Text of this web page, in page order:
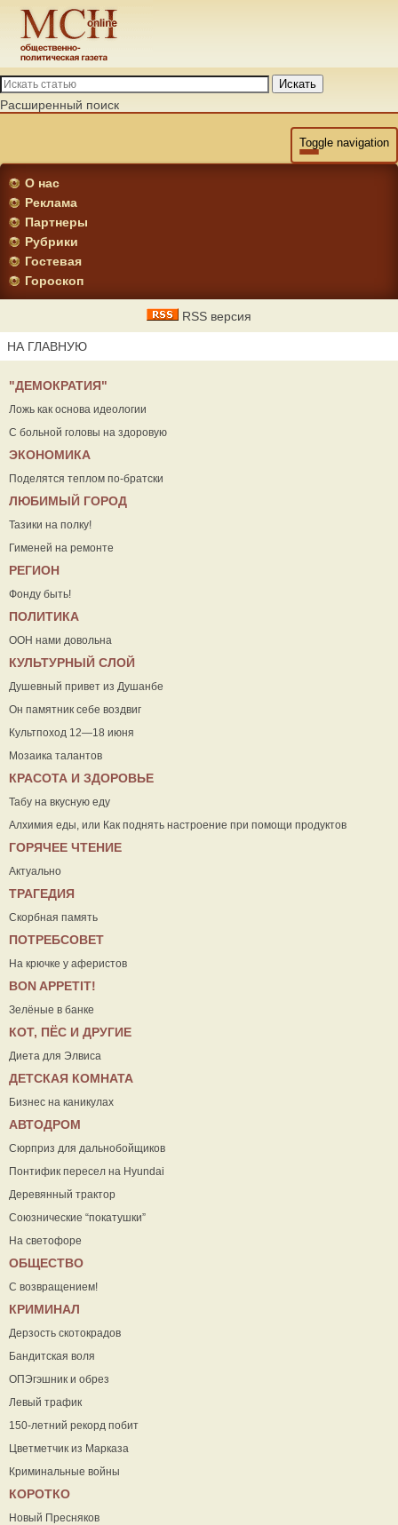
Искать
Расширенный поиск
Toggle navigation
О нас
Реклама
Партнеры
Рубрики
Гостевая
Гороскоп
RSS версия
НА ГЛАВНУЮ
"ДЕМОКРАТИЯ"
Ложь как основа идеологии
С больной головы на здоровую
ЭКОНОМИКА
Поделятся теплом по-братски
ЛЮБИМЫЙ ГОРОД
Тазики на полку!
Гименей на ремонте
РЕГИОН
Фонду быть!
ПОЛИТИКА
ООН нами довольна
КУЛЬТУРНЫЙ СЛОЙ
Душевный привет из Душанбе
Он памятник себе воздвиг
Культпоход 12—18 июня
Мозаика талантов
КРАСОТА И ЗДОРОВЬЕ
Табу на вкусную еду
Алхимия еды, или Как поднять настроение при помощи продуктов
ГОРЯЧЕЕ ЧТЕНИЕ
Актуально
ТРАГЕДИЯ
Скорбная память
ПОТРЕБСОВЕТ
На крючке у аферистов
ВON APPETIT!
Зелёные в банке
КОТ, ПЁС И ДРУГИЕ
Диета для Элвиса
ДЕТСКАЯ КОМНАТА
Бизнес на каникулах
АВТОДРОМ
Сюрприз для дальнобойщиков
Понтифик пересел на Hyundai
Деревянный трактор
Союзнические “покатушки”
На светофоре
ОБЩЕСТВО
С возвращением!
КРИМИНАЛ
Дерзость скотокрадов
Бандитская воля
ОПЭгэшник и обрез
Левый трафик
150-летний рекорд побит
Цветметчик из Марказа
Криминальные войны
КОРОТКО
Новый Пресняков